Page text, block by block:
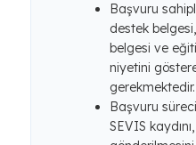
Başvuru
destek
belgesi ve
niyetini
gerekmektedir.
Başvuru
SEVIS